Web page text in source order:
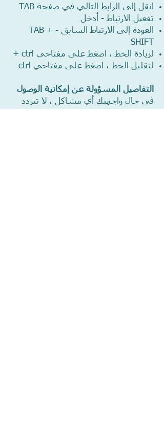
انقل إلى الرابط التالي في صفحة TAB
تفعيل الارتباط - أدخل
العودة إلى الارتباط السابق - TAB +
SHIFT
لزيادة الخط ، اضغط على مفتاحي ctrl +
لتقليل الخط ، اضغط على مفتاحي ctrl
التفاصيل المسؤولة عن إمكانية الوصول
في حال واجهتك أي مشاكل ، لا تتردد